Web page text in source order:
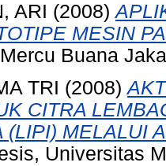
ARI (2008)
MESIN
Buana
TRI (2008)
CITRA
(LIPI) MELALUI
Universitas